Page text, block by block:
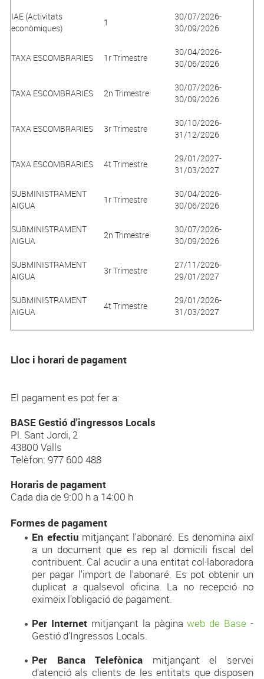
IAE (Activitats
econòmiques)
1
30/07/2026-
30/09/2026
TAXA ESCOMBRARIES 1r Trimestre
30/04/2026-
30/06/2026
TAXA ESCOMBRARIES 2n Trimestre
30/07/2026-
30/09/2026
TAXA ESCOMBRARIES 3r Trimestre
30/10/2026-
31/12/2026
TAXA ESCOMBRARIES 4t Trimestre
29/01/2027-
31/03/2027
SUBMINISTRAMENT
AIGUA
1r Trimestre
30/04/2026-
30/06/2026
SUBMINISTRAMENT
AIGUA
2n Trimestre
30/07/2026-
30/09/2026
SUBMINISTRAMENT
AIGUA
3r Trimestre
27/11/2026-
29/01/2027
SUBMINISTRAMENT
AIGUA
4t Trimestre
29/01/2026-
31/03/2027
Lloc i horari de pagament
El pagament es pot fer a:
BASE Gestió d'ingressos Locals
Pl. Sant Jordi, 2
43800 Valls
Telèfon: 977 600 488
Horaris de pagament
Cada dia de 9:00 h a 14:00 h
Formes de pagament
En efectiu mitjançant l'abonaré. Es denomina així
a un document que es rep al domicili fiscal del
contribuent. Cal acudir a una entitat col·laboradora
per pagar l'import de l'abonaré. Es pot obtenir un
duplicat a qualsevol oficina. La no recepció no
eximeix l'obligació de pagament.
Per Internetmitjançant la pàginaweb de Base-
Gestió d'Ingressos Locals.
Per Banca Telefònica mitjançant el servei
d'atenció als clients de les entitats que disposen